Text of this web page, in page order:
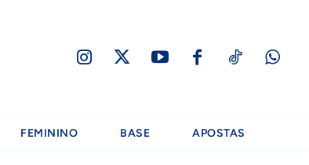
FEMININO BASE APOSTAS